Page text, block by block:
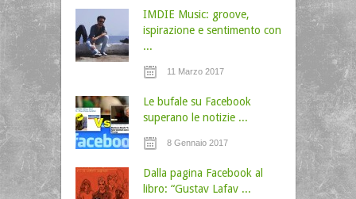
IMDIE Music: groove,
ispirazione e sentimento con
...
11 Marzo 2017
Le bufale su Facebook
superano le notizie ...
8 Gennaio 2017
Dalla pagina Facebook al
libro: “Gustav Lafav ...